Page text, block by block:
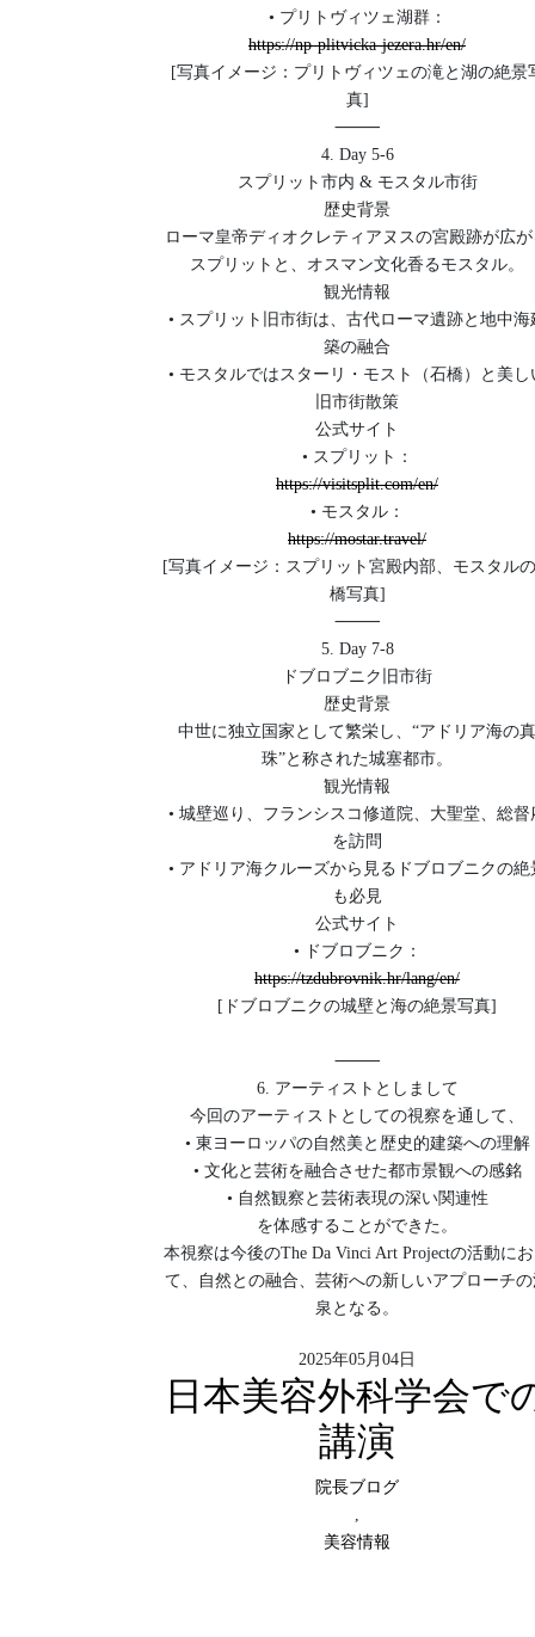
• プリトヴィツェ湖群：
https://np-plitvicka-jezera.hr/en/
[写真イメージ：プリトヴィツェの滝と湖の絶景
真]
⸻
4. Day 5-6
スプリット市内 & モスタル市街
歴史背景
ローマ皇帝ディオクレティアヌスの宮殿跡が広
スプリットと、オスマン文化香るモスタル。
観光情報
• スプリット旧市街は、古代ローマ遺跡と地中海
築の融合
• モスタルではスターリ・モスト（石橋）と美し
旧市街散策
公式サイト
• スプリット：
https://visitsplit.com/en/
• モスタル：
https://mostar.travel/
[写真イメージ：スプリット宮殿内部、モスタル
橋写真]
⸻
5. Day 7-8
ドブロブニク旧市街
歴史背景
中世に独立国家として繁栄し、“アドリア海の真
珠”と称された城塞都市。
観光情報
• 城壁巡り、フランシスコ修道院、大聖堂、総督
を訪問
• アドリア海クルーズから見るドブロブニクの絶
も必見
公式サイト
• ドブロブニク：
https://tzdubrovnik.hr/lang/en/
[ドブロブニクの城壁と海の絶景写真]
⸻
6. アーティストとしまして
今回のアーティストとしての視察を通して、
• 東ヨーロッパの自然美と歴史的建築への理解
• 文化と芸術を融合させた都市景観への感銘
• 自然観察と芸術表現の深い関連性
を体感することができた。
本視察は今後のThe Da Vinci Art Projectの活動に
て、自然との融合、芸術への新しいアプローチ
泉となる。
2025年05月04日
日本美容外科学会で
講演
院長ブログ
,
美容情報